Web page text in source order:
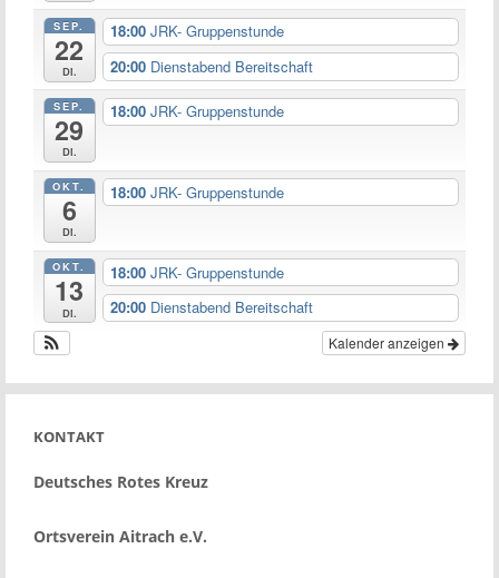
SEP.
22
Di.
18:00 JRK- Gruppenstunde
20:00 Dienstabend Bereitschaft
SEP.
29
Di.
18:00 JRK- Gruppenstunde
OKT.
6
Di.
18:00 JRK- Gruppenstunde
OKT.
13
Di.
18:00 JRK- Gruppenstunde
20:00 Dienstabend Bereitschaft
Kalender anzeigen
KONTAKT
Deutsches Rotes Kreuz
Ortsverein Aitrach e.V.